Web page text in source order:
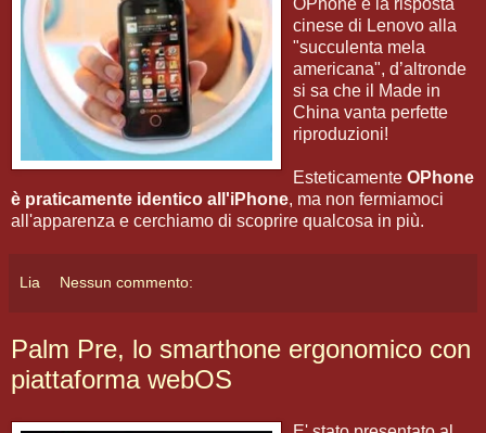
OPhone è la risposta
cinese di Lenovo alla
"succulenta mela
americana", d’altronde
si sa che il Made in
China vanta perfette
riproduzioni!
Esteticamente OPhone
è praticamente identico all'iPhone, ma non fermiamoci
all'apparenza e cerchiamo di scoprire qualcosa in più.
Lia Nessun commento:
Palm Pre, lo smarthone ergonomico con
piattaforma webOS